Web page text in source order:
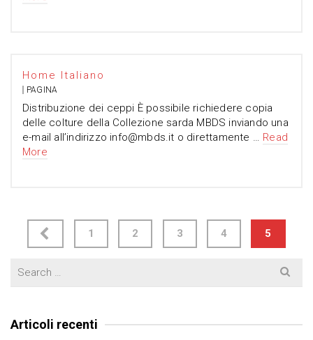
Home Italiano
PAGINA
Distribuzione dei ceppi È possibile richiedere copia
delle colture della Collezione sarda MBDS inviando una
e-mail all’indirizzo info@mbds.it o direttamente … Read
More
Navigazione
articoli
1 2 3 4 5
for:
Articoli recenti